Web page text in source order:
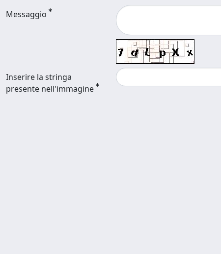
Messaggio
Inserire la stringa
presente nell'immagine